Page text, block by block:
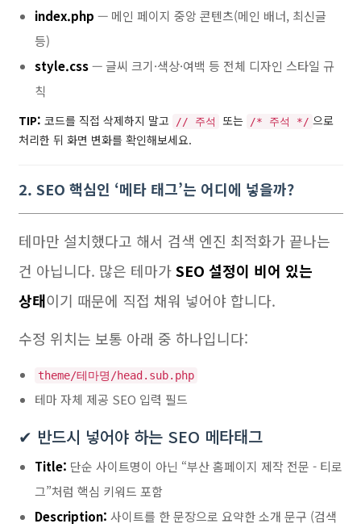
index.php — 메인 페이지 중앙 콘텐츠(메인 배너, 최신글
등)
style.css— 글씨 크기·색상·여백 등 전체 디자인 스타일 규
칙
TIP: 코드를 직접 삭제하지 말고 // 주석 또는 /* 주석 */ 으로
처리한 뒤 화면 변화를 확인해보세요.
2. SEO 핵심인 ‘메타 태그’는 어디에 넣을까?
테마만 설치했다고 해서 검색 엔진 최적화가 끝나는
건 아닙니다. 많은 테마가SEO 설정이 비어 있는
상태이기 때문에 직접 채워 넣어야 합니다.
수정 위치는 보통 아래 중 하나입니다:
theme/테마명/head.sub.php
테마 자체 제공 SEO 입력 필드
✔ 반드시 넣어야 하는 SEO 메타태그
Title: 단순 사이트명이 아닌 “부산 홈페이지 제작 전문 - 티로
그”처럼 핵심 키워드 포함
Description: 사이트를 한 문장으로 요약한 소개 문구 (검색